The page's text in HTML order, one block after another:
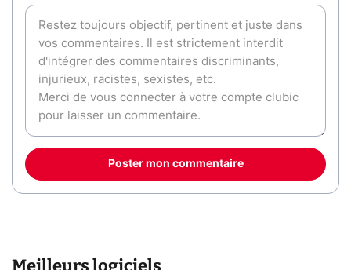
Poster mon commentaire
Meilleurs logiciels